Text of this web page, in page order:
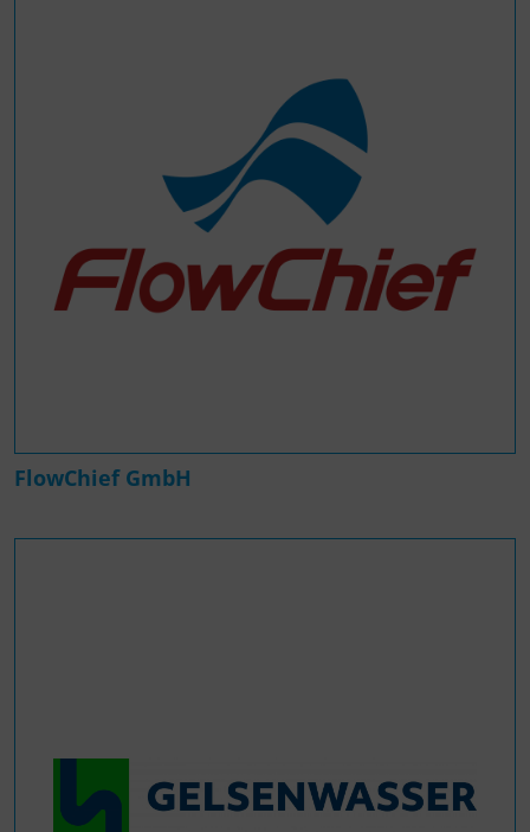
FlowChief GmbH